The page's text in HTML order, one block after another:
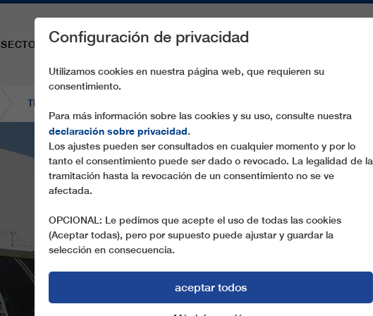
SECTORES PIEZAS DE RECAMBIO SERVICIO
TMX6-10 RIF NEL EXPRESS
Configuración de privacidad
Utilizamos cookies en nuestra página web, que requieren su
consentimiento.
Para más información sobre las cookies y su uso, consulte nuestra
declaración sobre privacidad.
Los ajustes pueden ser consultados en cualquier momento y por lo
tanto el consentimiento puede ser dado o revocado. La legalidad de la
tramitación hasta la revocación de un consentimiento no se ve
afectada.
OPCIONAL: Le pedimos que acepte el uso de todas las cookies
(Aceptar todas), pero por supuesto puede ajustar y guardar la
selección en consecuencia.
aceptar todos